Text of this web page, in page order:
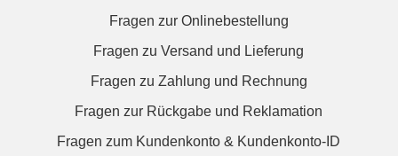
Fragen zur Onlinebestellung
Fragen zu Versand und Lieferung
Fragen zu Zahlung und Rechnung
Fragen zur Rückgabe und Reklamation
Fragen zum Kundenkonto & Kundenkonto-ID